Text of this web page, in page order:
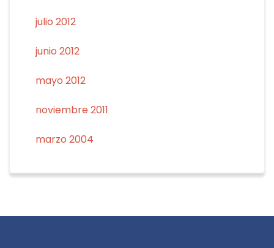
julio 2012
junio 2012
mayo 2012
noviembre 2011
marzo 2004